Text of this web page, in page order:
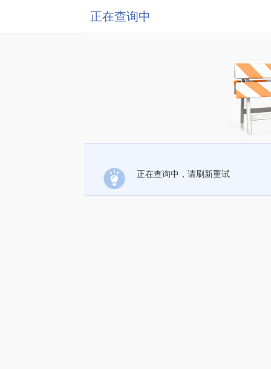
正在查询中
正在查询中，请刷新重试